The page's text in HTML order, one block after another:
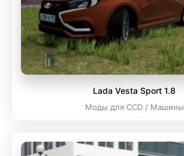
Lada Vesta Sport 1.8
Моды для CCD / Машины